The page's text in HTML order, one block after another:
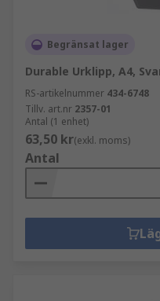
Begränsat lager
Durable Urklipp, A4,
RS-artikelnummer 434-6748
Tillv. art.nr 2357-01
Antal (1 enhet)
63,50 kr(exkl. moms)
Antal